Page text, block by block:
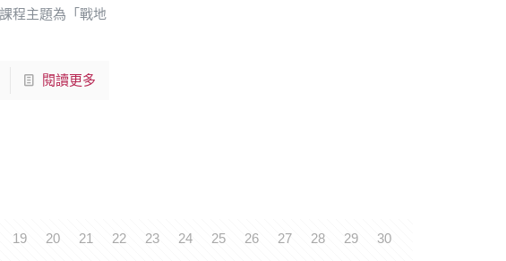
程主題為「戰地
閱讀更多
19 20 21 22 23 24 25 26 27 28 29 30